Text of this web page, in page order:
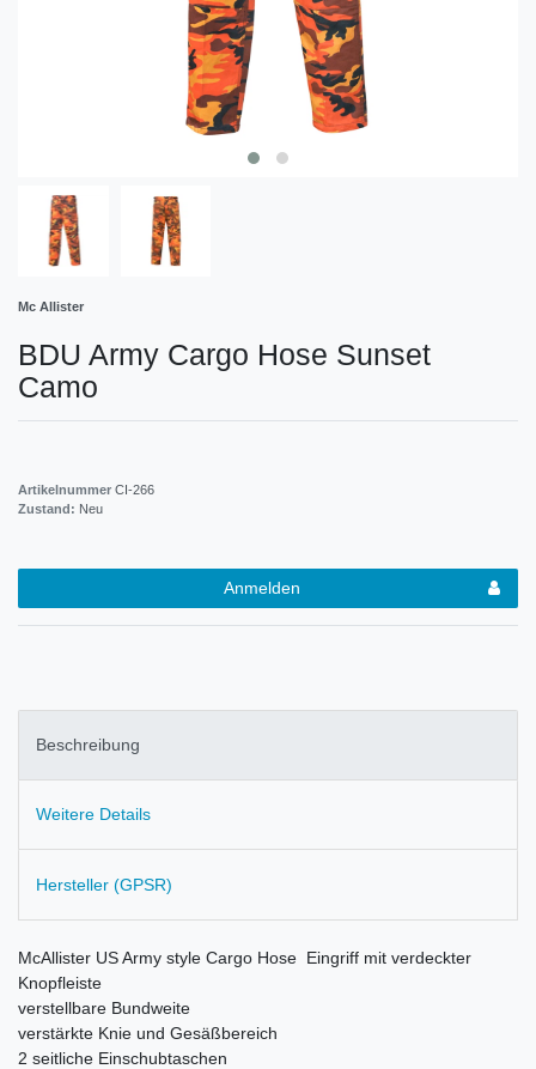
Mc Allister
BDU Army Cargo Hose Sunset
Camo
Artikelnummer CI-266
Zustand: Neu
Anmelden
Beschreibung
Weitere Details
Hersteller (GPSR)
McAllister US Army style Cargo Hose Eingriff mit verdeckter
Knopfleiste
verstellbare Bundweite
verstärkte Knie und Gesäßbereich
2 seitliche Einschubtaschen